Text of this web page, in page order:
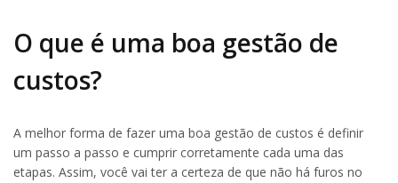
O que é uma boa gestão de
custos?
A melhor forma de fazer uma boa gestão de custos é definir
um passo a passo e cumprir corretamente cada uma das
etapas. Assim, você vai ter a certeza de que não há furos no